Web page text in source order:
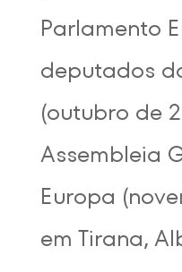
Parlamento
deputados
(outubro de
Assembleia
Europa
em Tirana,